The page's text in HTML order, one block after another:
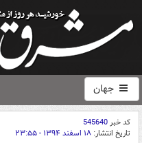
جهان
کد خبر545640
تاریخ انتشار: ۱۸ اسفند ۱۳۹۴ - ۲۳:۵۵